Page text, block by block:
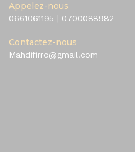
Appelez-nous
0661061195 | 0700088982
Contactez-nous
Mahdifirro@gmail.com